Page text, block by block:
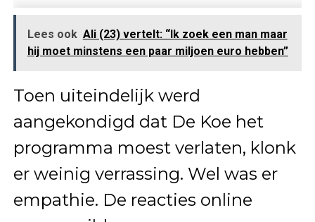
Lees ook Ali (23) vertelt: “Ik zoek een man maar
hij moet minstens een paar miljoen euro hebben”
Toen uiteindelijk werd
aangekondigd dat De Koe het
programma moest verlaten, klonk
er weinig verrassing. Wel was er
empathie. De reacties online